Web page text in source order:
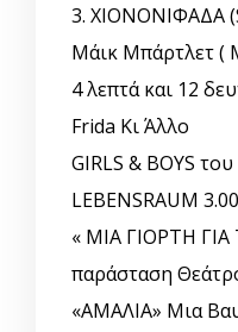
3. ΧΙΟΝΟΝΙΦΑΔΑ
Μάικ Μπάρτλετ (
4 λεπτά και 12
Frida Κι Άλλο
GIRLS & BOYS
LEBENSRAUM
« ΜΙΑ ΓΙΟΡΤΗ ΓΙΑ
παράσταση
«ΑΜΑΛΙΑ» Μια